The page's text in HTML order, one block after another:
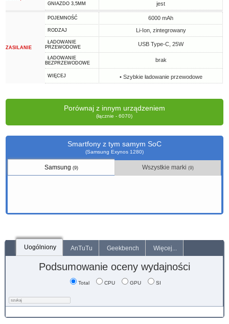
GNIAZDO 3,5MM jest
ZASILANIE
POJEMNOŚĆ 6000 mAh
RODZAJ Li-Ion, zintegrowany
ŁADOWANIE
PRZEWODOWE
USB Type-C, 25W
ŁADOWANIE
BEZPRZEWODOWE
brak
WIĘCEJ • Szybkie ładowanie przewodowe
Porównaj z innym urządzeniem
(łącznie - 6070)
Smartfony z tym samym SoC
(Samsung Exynos 1280)
Samsung(9) Wszystkie marki(9)
Uogólniony AnTuTu Geekbench Więcej...
Podsumowanie oceny wydajności
Total CPU GPU SI